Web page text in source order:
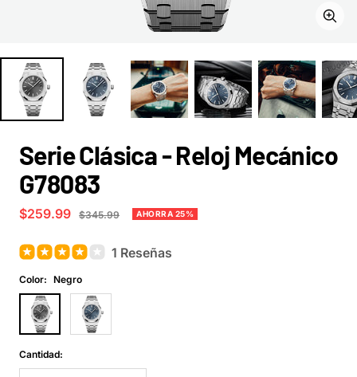
Zoom
Serie Clásica - Reloj Mecánico
G78083
Precio
venta
$259.99
Precio
$345.99 AHORRA 25%
1 Reseñas
Color: Negro
Negro
Azul
Cantidad: